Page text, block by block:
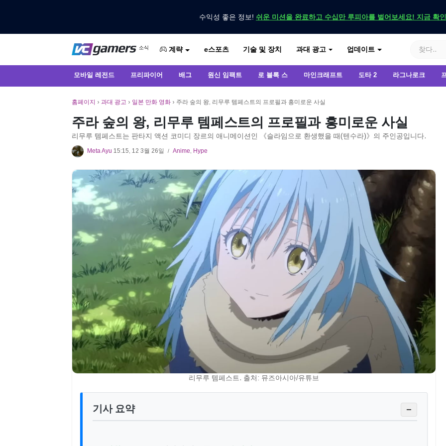
수익성 좋은 정보! 쉬운 미션을 완료하고 수십만 루피아를 벌어보세요! 지금 확
VCGamers 뉴스
소식
VCGamers에서만 최신 게임 뉴스 받기
계략 e스포츠 기술 및 장치 과대 광고 업데이트
모바일 레전드 프리파이어 배그 원신 임팩트 로 블록 스 마인크래프트 도타 2 라그나로크
홈페이지 › 과대 광고 › 일본 만화 영화 › 주라 숲의 왕, 리무루 템페스트의 프로필과 흥미로운 사실
주라 숲의 왕, 리무루 템페스트의 프로필과 흥미로운 사실
리무루 템페스트는 판타지 액션 코미디 장르의 애니메이션인 《슬라임으로 환생했을 때(텐수라)》의 주인공입니다.
Meta Ayu 15:15, 12 3월 26일 / Anime, Hype
리무루 템페스트. 출처: 뮤즈아시아/유튜브
기사 요약 −